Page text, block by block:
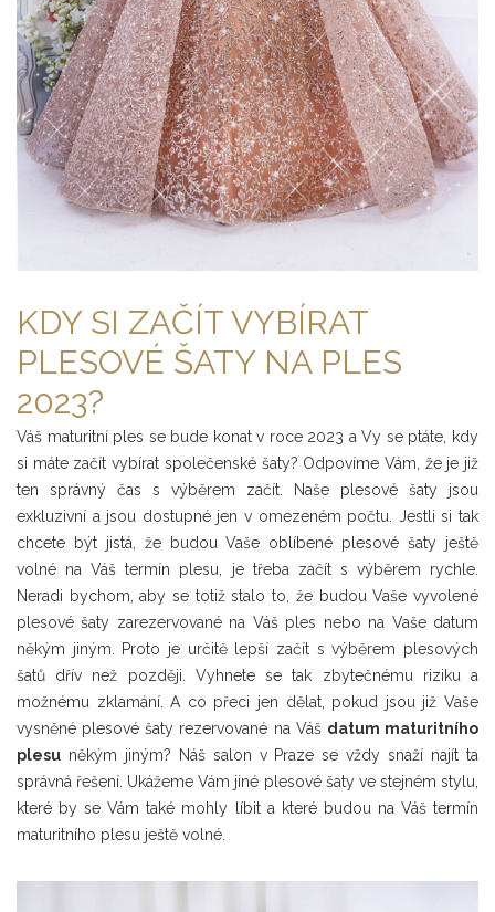
KDY SI ZAČÍT VYBÍRAT
PLESOVÉ ŠATY NA PLES
2023?
Váš maturitní ples se bude konat v roce 2023 a Vy se ptáte, kdy
si máte začít vybírat společenské šaty? Odpovíme Vám, že je již
ten správný čas s výběrem začít. Naše plesové šaty jsou
exkluzivní a jsou dostupné jen v omezeném počtu. Jestli si tak
chcete být jistá, že budou Vaše oblíbené plesové šaty ještě
volné na Váš termín plesu, je třeba začít s výběrem rychle.
Neradi bychom, aby se totiž stalo to, že budou Vaše vyvolené
plesové šaty zarezervované na Váš ples nebo na Vaše datum
někým jiným. Proto je určitě lepší začít s výběrem plesových
šatů dřív než později. Vyhnete se tak zbytečnému riziku a
možnému zklamání. A co přeci jen dělat, pokud jsou již Vaše
vysněné plesové šaty rezervované na Váš datum maturitního
plesu někým jiným? Náš salon v Praze se vždy snaží najít ta
správná řešení. Ukážeme Vám jiné plesové šaty ve stejném stylu,
které by se Vám také mohly líbit a které budou na Váš termín
maturitního plesu ještě volné.